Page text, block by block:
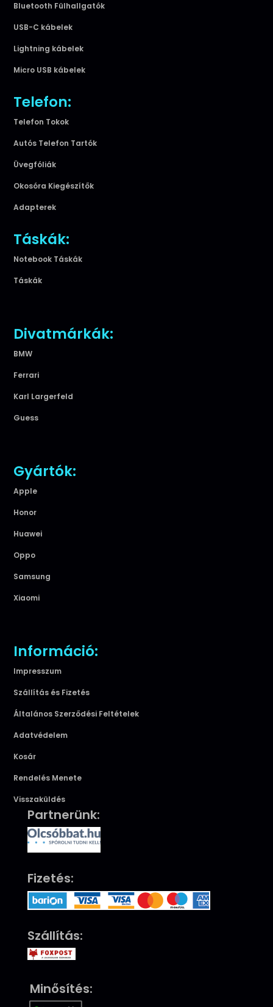
Bluetooth Fülhallgatók
USB-C kábelek
Lightning kábelek
Micro USB kábelek
Telefon:
Telefon Tokok
Autós Telefon Tartók
Üvegfóliák
Okosóra Kiegészítők
Adapterek
Táskák:
Notebook Táskák
Táskák
Divatmárkák:
BMW
Ferrari
Karl Largerfeld
Guess
Gyártók:
Apple
Honor
Huawei
Oppo
Samsung
Xiaomi
Információ:
Impresszum
Szállítás és Fizetés
Általános Szerződési Feltételek
Adatvédelem
Kosár
Rendelés Menete
Visszaküldés
Partnerünk:
Fizetés:
Szállítás:
Minősítés: